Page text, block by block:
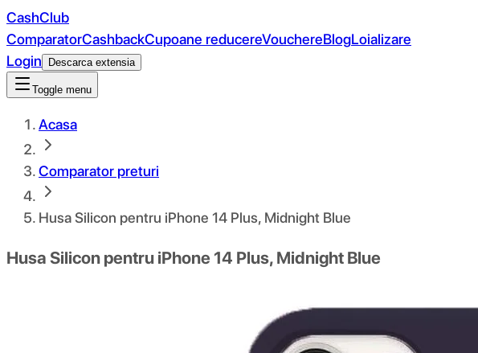
CashClub
ComparatorCashbackCupoane reducereVouchereBlogLoializare
Login
Descarca extensia
Toggle menu
Acasa
Comparator preturi
Husa Silicon pentru iPhone 14 Plus, Midnight Blue
Husa Silicon pentru iPhone 14 Plus, Midnight Blue